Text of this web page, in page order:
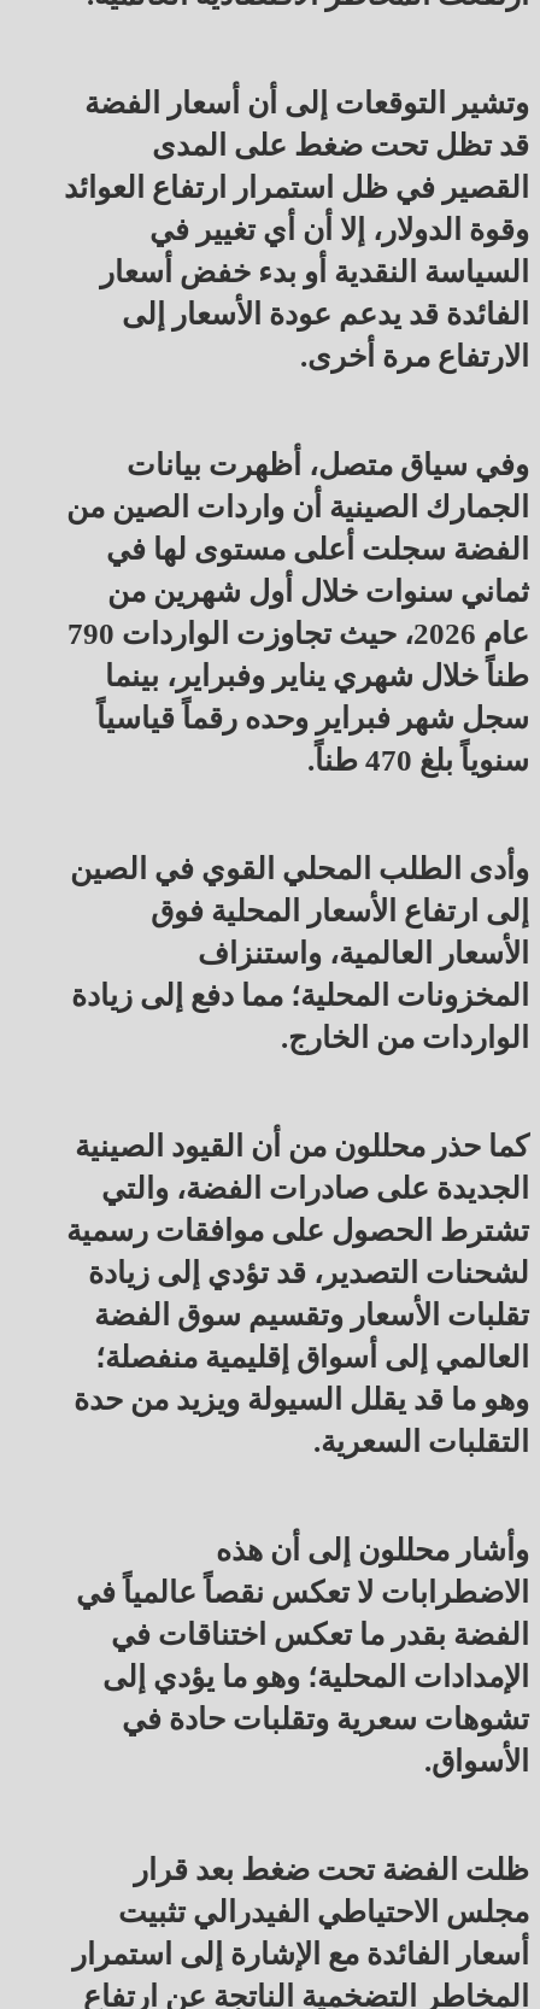
وتشير التوقعات إلى أن أسعار الفضة
قد تظل تحت ضغط على المدى
القصير في ظل استمرار ارتفاع العوائد
وقوة الدولار، إلا أن أي تغيير في
السياسة النقدية أو بدء خفض أسعار
الفائدة قد يدعم عودة الأسعار إلى
الارتفاع مرة أخرى.
وفي سياق متصل، أظهرت بيانات
الجمارك الصينية أن واردات الصين من
الفضة سجلت أعلى مستوى لها في
ثماني سنوات خلال أول شهرين من
عام 2026، حيث تجاوزت الواردات 790
طناً خلال شهري يناير وفبراير، بينما
سجل شهر فبراير وحده رقماً قياسياً
سنوياً بلغ 470 طناً.
وأدى الطلب المحلي القوي في الصين
إلى ارتفاع الأسعار المحلية فوق
الأسعار العالمية، واستنزاف
المخزونات المحلية؛ مما دفع إلى زيادة
الواردات من الخارج.
كما حذر محللون من أن القيود الصينية
الجديدة على صادرات الفضة، والتي
تشترط الحصول على موافقات رسمية
لشحنات التصدير، قد تؤدي إلى زيادة
تقلبات الأسعار وتقسيم سوق الفضة
العالمي إلى أسواق إقليمية منفصلة؛
وهو ما قد يقلل السيولة ويزيد من حدة
التقلبات السعرية.
وأشار محللون إلى أن هذه
الاضطرابات لا تعكس نقصاً عالمياً في
الفضة بقدر ما تعكس اختناقات في
الإمدادات المحلية؛ وهو ما يؤدي إلى
تشوهات سعرية وتقلبات حادة في
الأسواق.
ظلت الفضة تحت ضغط بعد قرار
مجلس الاحتياطي الفيدرالي تثبيت
أسعار الفائدة مع الإشارة إلى استمرار
المخاطر التضخمية الناتجة عن ارتفاع